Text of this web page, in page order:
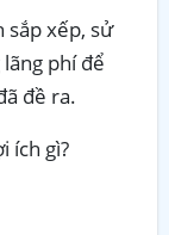
sắp xếp, sử
phí để
đề ra.
ích gì?